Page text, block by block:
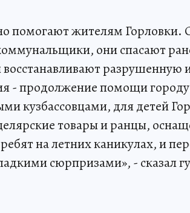
помогают жителям Горловки.
они спасают
разрушенную
- продолжение помощи
кузбассовцами, для детей
товары и ранцы,
на летних каникулах, и
сюрпризами», - сказал